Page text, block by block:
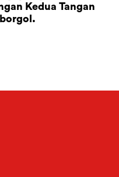
Kedua Tangan